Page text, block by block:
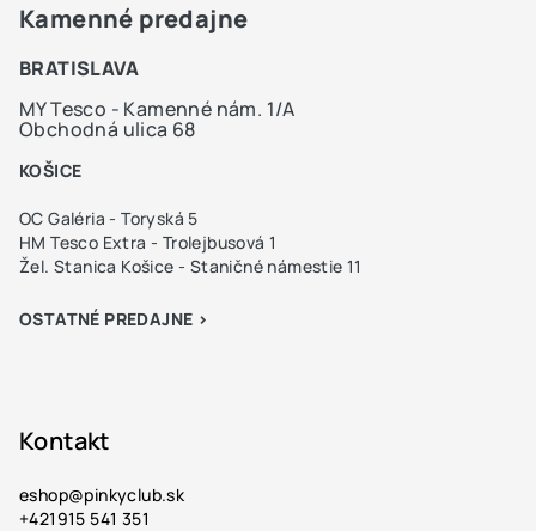
Kamenné predajne
BRATISLAVA
MY Tesco - Kamenné nám. 1/A
Obchodná ulica 68
KOŠICE
OC Galéria - Toryská 5
HM Tesco Extra - Trolejbusová 1
Žel. Stanica Košice - Staničné námestie 11
OSTATNÉ PREDAJNE >
Kontakt
eshop@pinkyclub.sk
+421915 541 351